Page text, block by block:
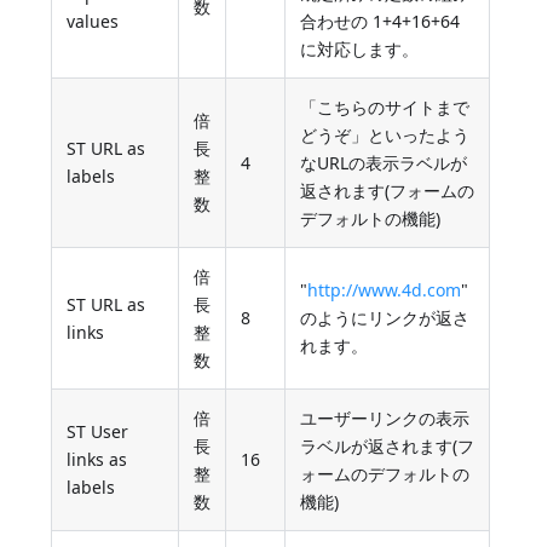
values
数
合わせの 1+4+16+64
に対応します。
ST URL as
labels
倍
長
整
数
4
「こちらのサイトまで
どうぞ」といったよう
なURLの表示ラベルが
返されます(フォームの
デフォルトの機能)
ST URL as
links
倍
長
整
数
8
"http://www.4d.com"
のようにリンクが返さ
れます。
ST User
links as
labels
倍
長
整
数
16
ユーザーリンクの表示
ラベルが返されます(フ
ォームのデフォルトの
機能)